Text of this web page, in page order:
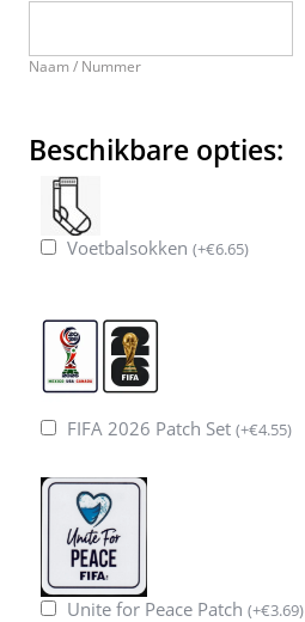
Naam / Nummer
Beschikbare opties:
Voetbalsokken (+€6.65)
FIFA 2026 Patch Set (+€4.55)
Unite for Peace Patch (+€3.69)